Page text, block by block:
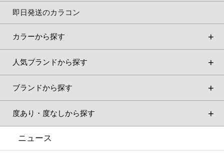
即日発送のカラコン
カラーから探す
人気ブランドから探す
ブランドから探す
度あり・度なしから探す
ニュース